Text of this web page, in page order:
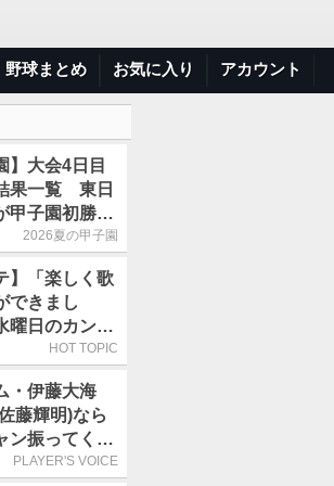
野球まとめ お気に入り アカウント
】大会4日目
果一覧 東日
甲子園初勝
山田は1点差
2026夏の甲子園
】「楽しく歌
できまし
曜日のカンパ
月8日のオリッ
HOT TOPIC
・伊藤大海
藤輝明)なら
ン振ってくれ
思って超スロ
PLAYER'S VOICE